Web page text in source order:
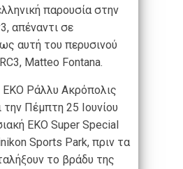
παρουσία στην
απέναντι σε
αυτή του περυσινού
Matteo Fontana.
EKO Ράλλυ Ακρόπολις
την Πέμπτη 25 Ιουνίου
ΕΚΟ Super Special
Sports Park, πριν τα
το βράδυ της